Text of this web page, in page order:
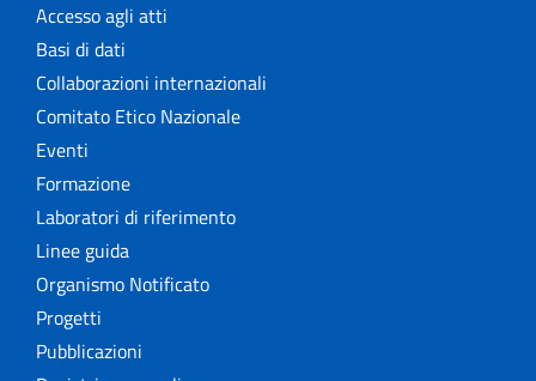
Accesso agli atti
Basi di dati
Collaborazioni internazionali
Comitato Etico Nazionale
Eventi
Formazione
Laboratori di riferimento
Linee guida
Organismo Notificato
Progetti
Pubblicazioni